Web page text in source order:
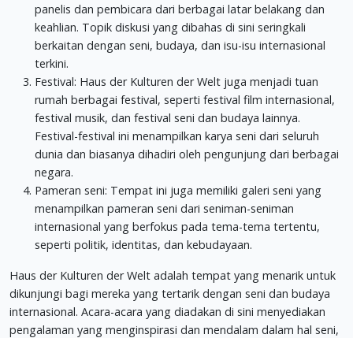
panelis dan pembicara dari berbagai latar belakang dan
keahlian. Topik diskusi yang dibahas di sini seringkali
berkaitan dengan seni, budaya, dan isu-isu internasional
terkini.
Festival: Haus der Kulturen der Welt juga menjadi tuan
rumah berbagai festival, seperti festival film internasional,
festival musik, dan festival seni dan budaya lainnya.
Festival-festival ini menampilkan karya seni dari seluruh
dunia dan biasanya dihadiri oleh pengunjung dari berbagai
negara.
Pameran seni: Tempat ini juga memiliki galeri seni yang
menampilkan pameran seni dari seniman-seniman
internasional yang berfokus pada tema-tema tertentu,
seperti politik, identitas, dan kebudayaan.
Haus der Kulturen der Welt adalah tempat yang menarik untuk
dikunjungi bagi mereka yang tertarik dengan seni dan budaya
internasional. Acara-acara yang diadakan di sini menyediakan
pengalaman yang menginspirasi dan mendalam dalam hal seni,